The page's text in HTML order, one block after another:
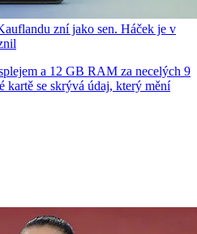
zní jako sen. Háček je v
a 12 GB RAM za necelých 9
kartě se skrývá údaj, který mění